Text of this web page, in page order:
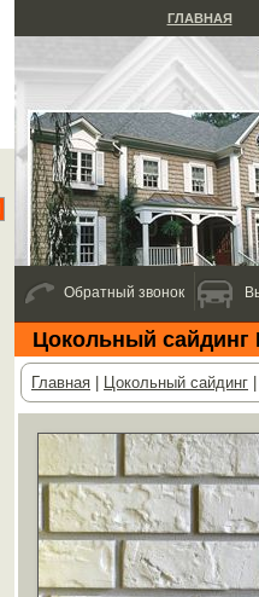
ГЛАВНАЯ
Цокольный сайдинг
Главная Цокольный сайдинг
Обратный звонок